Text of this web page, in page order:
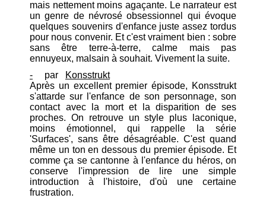
mais nettement moins agaçante. Le narrateur est
un genre de névrosé obsessionnel qui évoque
quelques souvenirs d'enfance juste assez tordus
pour nous convenir. Et c'est vraiment bien : sobre
sans être terre-à-terre, calme mais pas
ennuyeux, malsain à souhait. Vivement la suite.
- par
Konsstrukt
Après un excellent premier épisode, Konsstrukt
s'attarde sur l'enfance de son personnage, son
contact avec la mort et la disparition de ses
proches. On retrouve un style plus laconique,
moins émotionnel, qui rappelle la série
'Surfaces', sans être désagréable. C'est quand
même un ton en dessous du premier épisode. Et
comme ça se cantonne à l'enfance du héros, on
conserve l'impression de lire une simple
introduction à l'histoire, d'où une certaine
frustration.